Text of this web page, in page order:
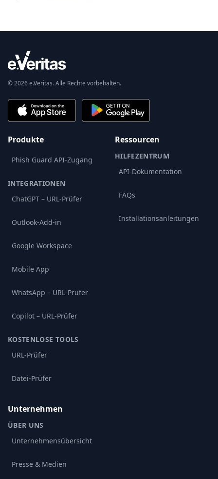
© 2026 e.Veritas. Alle Rechte vorbehalten.
Produkte
Phish Guard API-Zugang
INTEGRATIONEN
ChatGPT – URL-Prüfer
Outlook-Add-in
Google Workspace
Mobile App
WhatsApp – URL-Prüfer
Copilot – URL-Prüfer
KOSTENLOSE TOOLS
URL-Prüfer
Datei-Prüfer
Ressourcen
HILFEZENTRUM
API-Dokumentation
FAQs
Installationsanleitungen
Unternehmen
ÜBER UNS
Unternehmensübersicht
Presse & Medien